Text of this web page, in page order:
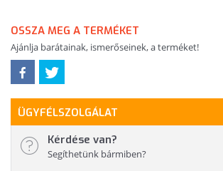
OSSZA MEG A TERMÉKET
Ajánlja barátainak, ismerőseinek, a terméket!
ÜGYFÉLSZOLGÁLAT
Kérdése van?
Segíthetünk bármiben?